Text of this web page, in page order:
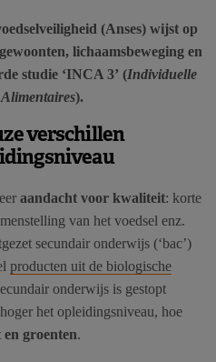
(Anses) wijst op
lichaamsbeweging en
studie ‘INCA 3’ (Individuelle
).
verschillen
aandacht voor kwaliteit: korte
van het voedsel enz.
secundair onderwijs (‘bac’)
producten uit de biologische
onderwijs is gestopt
het opleidingsniveau, hoe
groenten.